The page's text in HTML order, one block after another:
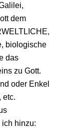
dem
biologische
das
zu Gott.
oder Enkel
etc.
ich hinzu: